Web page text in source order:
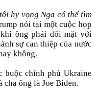
hy vọng Nga có thể tìm
nói tại một cuộc họp
ông phải đối mặt với
sự can thiệp của nước
không.
buộc chính phủ Ukraine
ông là Joe Biden.